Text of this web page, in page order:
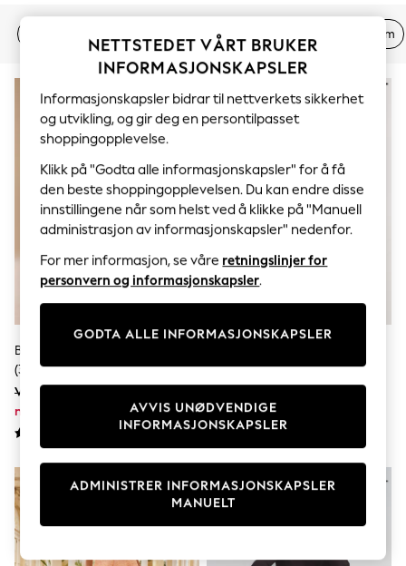
Trending: Clogs
THE SET
All Clothing
Coats & Jackets
Sweatshirts & Hoodies
Knitwear
Cardigans
Dresses
Sets & Outfits
Tops
T-Shirts
Nightwear & Pyjamas
Trousers & Leggings
Bodysuits & Vests
Shirts & Blouses
Swimwear
Shorts & Skirts
Jeans
All Holiday Shop
Tops
Sun Safe Swimwear
Sun Hats & Caps
All Occasionwear
Wedding
Hjem
Blå - Disney Lilo & Stitch-Jeans
(3–16år)
Var kr469 - kr559
nå kr248 - kr296
Med Fat 3 Bukser (3måneder–
7år)
nå kr198 - kr216
NETTSTEDET VÅRT BRUKER
INFORMASJONSKAPSLER
Informasjonskapsler bidrar til nettverkets sikkerhet
og utvikling, og gir deg en persontilpasset
shoppingopplevelse.
Klikk på "Godta alle informasjonskapsler" for å få
den beste shoppingopplevelsen. Du kan endre disse
innstillingene når som helst ved å klikke på "Manuell
administrasjon av informasjonskapsler" nedenfor.
For mer informasjon, se våre retningslinjer for
personvern og informasjonskapsler.
GODTA ALLE INFORMASJONSKAPSLER
ADMINISTRER INFORMASJONSKAPSLER
MANUELT
AVVIS UNØDVENDIGE
INFORMASJONSKAPSLER